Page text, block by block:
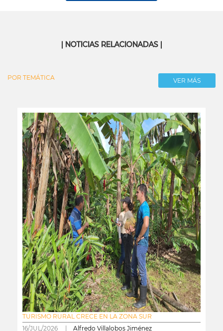
| NOTICIAS RELACIONADAS |
POR TEMÁTICA VER MÁS
TURISMO RURAL CRECE EN LA ZONA SUR
16/JUL/2026 | Alfredo Villalobos Jiménez